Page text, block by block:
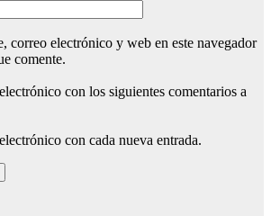
correo electrónico y web en este navegador
comente.
con los siguientes comentarios a
con cada nueva entrada.